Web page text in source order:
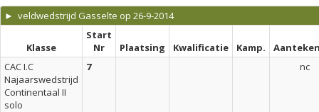
► veldwedstrijd Gasselte op 26-9-2014
Klasse
Start
Nr
Plaatsing Kwalificatie Kamp.
CAC I.C
Najaarswedstrijd
Continentaal II
solo
7 nc